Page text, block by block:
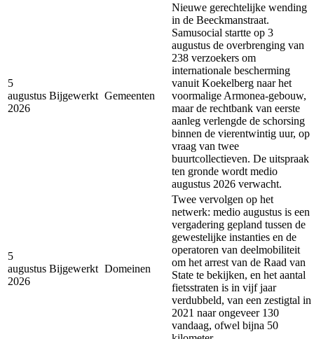
5
augustus
2026
Bijgewerkt Gemeenten
Nieuwe gerechtelijke wending
in de Beeckmanstraat.
Samusocial startte op 3
augustus de overbrenging van
238 verzoekers om
internationale bescherming
vanuit Koekelberg naar het
voormalige Armonea-gebouw,
maar de rechtbank van eerste
aanleg verlengde de schorsing
binnen de vierentwintig uur, op
vraag van twee
buurtcollectieven. De uitspraak
ten gronde wordt medio
augustus 2026 verwacht.
5
augustus
2026
Bijgewerkt Domeinen
Twee vervolgen op het
netwerk: medio augustus is een
vergadering gepland tussen de
gewestelijke instanties en de
operatoren van deelmobiliteit
om het arrest van de Raad van
State te bekijken, en het aantal
fietsstraten is in vijf jaar
verdubbeld, van een zestigtal in
2021 naar ongeveer 130
vandaag, ofwel bijna 50